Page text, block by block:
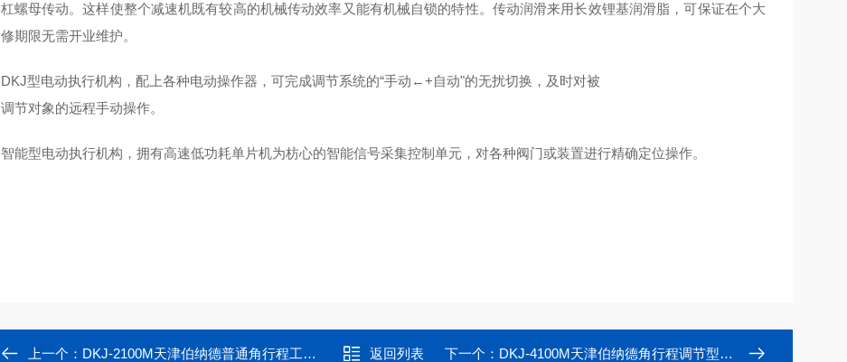
杠螺母传动。这样使整个减速机既有较高的机械传动效率又能有机械自锁的特性。传动润滑来用长效锂基润滑脂，可保证在个大
修期限无需开业维护。
DKJ型电动执行机构，配上各种电动操作器，可完成调节系统的“手动←+自动"的无扰切换，及时对被
调节对象的远程手动操作。
智能型电动执行机构，拥有高速低功耗单片机为枋心的智能信号采集控制单元，对各种阀门或装置进行精确定位操作。
上一个： DKJ-2100M天津伯纳德普通角行程工业总线型电动执行器 返回列表 下一个： DKJ-4100M天津伯纳德角行程调节型电动执行器阀门装置